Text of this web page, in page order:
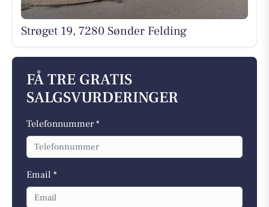
Strøget 19, 7280 Sønder Felding
FÅ TRE GRATIS
SALGSVURDERINGER
Telefonnummer *
Email *